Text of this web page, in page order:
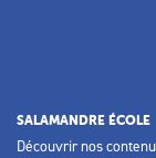
SALAMANDRE ÉCOLE
Découvrir nos